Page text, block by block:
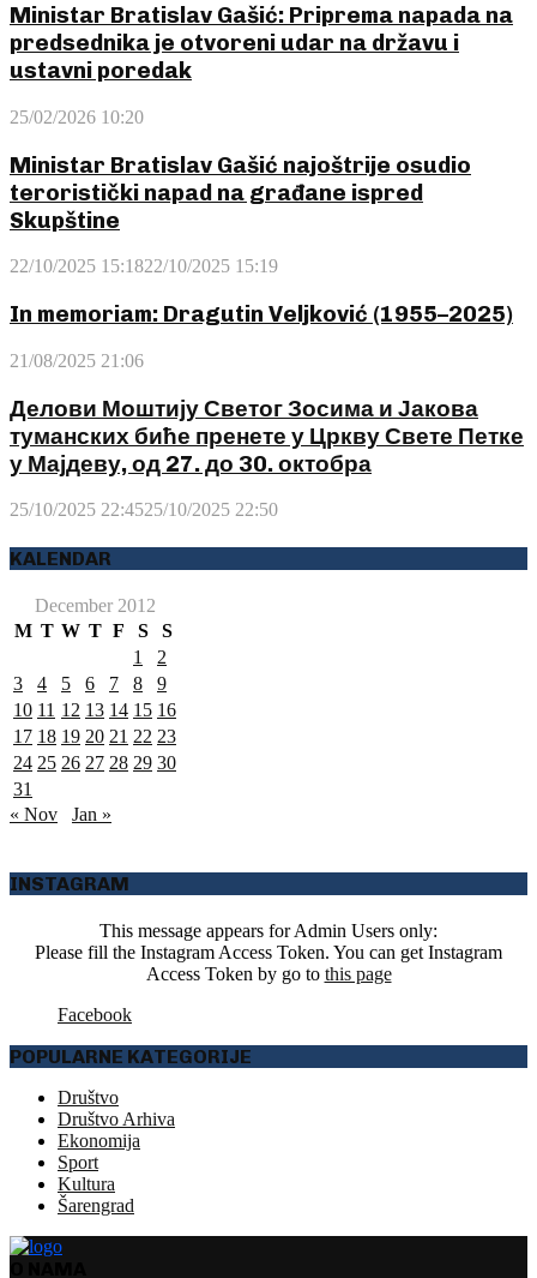
Ministar Bratislav Gašić: Priprema napada na
predsednika je otvoreni udar na državu i
ustavni poredak
25/02/2026 10:20
Ministar Bratislav Gašić najoštrije osudio
teroristički napad na građane ispred
Skupštine
22/10/2025 15:1822/10/2025 15:19
In memoriam: Dragutin Veljković (1955–2025)
21/08/2025 21:06
Делови Моштију Светог Зосима и Јакова
туманских биће пренете у Цркву Свете Петке
у Мајдеву, од 27. до 30. октобра
25/10/2025 22:4525/10/2025 22:50
KALENDAR
December 2012
M T W T F S
S
1
2
3
4 5 6 7 8
9
10 11 12 13 14 15 16
17 18 19 20 21 22 23
24 25 26 27 28 29 30
31
« Nov
Jan »
INSTAGRAM
This message appears for Admin Users only:
Please fill the Instagram Access Token. You can get Instagram
Access Token by go to this page
Facebook
POPULARNE KATEGORIJE
Društvo
Društvo Arhiva
Ekonomija
Sport
Kultura
Šarengrad